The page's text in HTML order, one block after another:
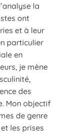
la
ont
et à leur
particulier
en
je mène
des
Mon objectif
de genre
les prises